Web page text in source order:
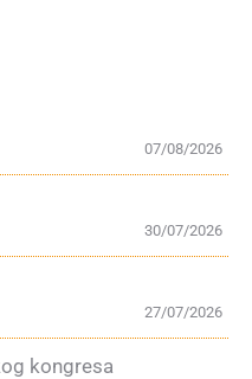
07/08/2026
30/07/2026
27/07/2026
kongresa